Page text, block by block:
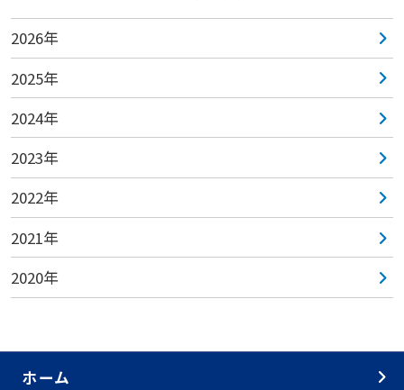
2026年
2025年
2024年
2023年
2022年
2021年
2020年
ホーム